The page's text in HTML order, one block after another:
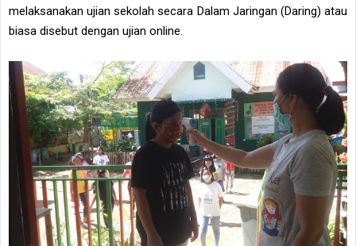
melaksanakan ujian sekolah secara Dalam Jaringan (Daring) atau
biasa disebut dengan ujian online.